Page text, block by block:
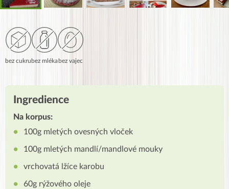
bez cukrubez mlékabez vajec
Ingredience
Na korpus:
100g mletých ovesných vloček
100g mletých mandlí/mandlové mouky
vrchovatá lžíce karobu
60g rýžového oleje